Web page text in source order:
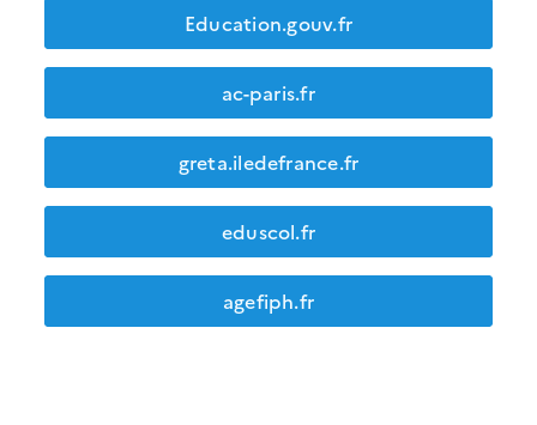
Education.gouv.fr
ac-paris.fr
greta.iledefrance.fr
eduscol.fr
agefiph.fr